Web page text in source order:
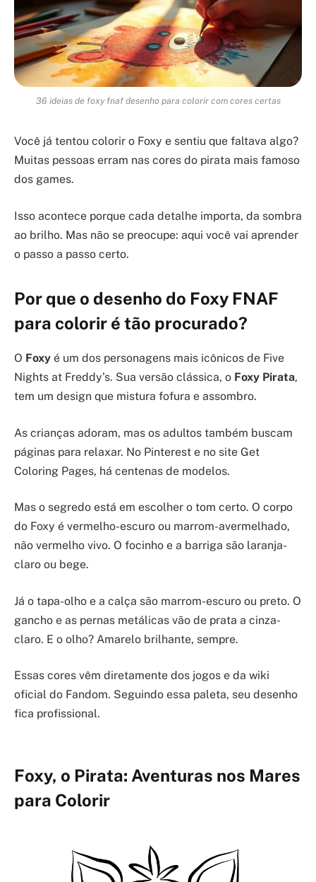
36 ideias de foxy fnaf desenho para colorir com cores certas
Você já tentou colorir o Foxy e sentiu que faltava algo?
Muitas pessoas erram nas cores do pirata mais famoso
dos games.
Isso acontece porque cada detalhe importa, da sombra
ao brilho. Mas não se preocupe: aqui você vai aprender
o passo a passo certo.
Por que o desenho do Foxy FNAF
para colorir é tão procurado?
O Foxy é um dos personagens mais icônicos de Five
Nights at Freddy’s. Sua versão clássica, o Foxy Pirata,
tem um design que mistura fofura e assombro.
As crianças adoram, mas os adultos também buscam
páginas para relaxar. No Pinterest e no site Get
Coloring Pages, há centenas de modelos.
Mas o segredo está em escolher o tom certo. O corpo
do Foxy é vermelho-escuro ou marrom-avermelhado,
não vermelho vivo. O focinho e a barriga são laranja-
claro ou bege.
Já o tapa-olho e a calça são marrom-escuro ou preto. O
gancho e as pernas metálicas vão de prata a cinza-
claro. E o olho? Amarelo brilhante, sempre.
Essas cores vêm diretamente dos jogos e da wiki
oficial do Fandom. Seguindo essa paleta, seu desenho
fica profissional.
Foxy, o Pirata: Aventuras nos Mares
para Colorir